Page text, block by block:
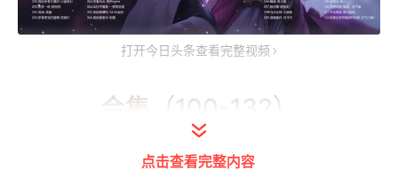
打开今日头条查看完整视频
合集（100-132）
点击查看完整内容